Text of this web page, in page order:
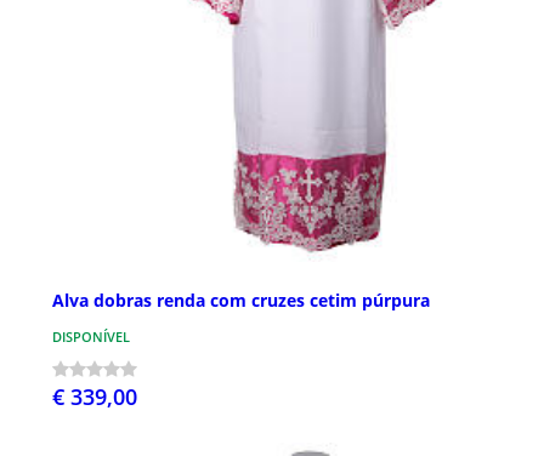
Alva dobras renda com cruzes cetim púrpura
DISPONÍVEL
€ 339,00